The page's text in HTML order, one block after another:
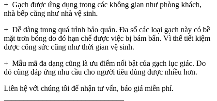
+ Gạch được ứng dụng trong các không gian như phòng khách,
nhà bếp cũng như nhà vệ sinh.
+ Dễ dàng trong quá trình bảo quản. Đa số các loại gạch này có bề
mặt trơn bóng do đó hạn chế được việc bị bám bẩn. Vì thế tiết kiệm
được công sức cũng như thời gian vệ sinh.
+ Mẫu mã đa dạng cũng là ưu điểm nổi bật của gạch lục giác. Do
đó cũng đáp ứng nhu cầu cho người tiêu dùng được nhiều hơn.
Liên hệ với chúng tôi để nhận tư vấn, báo giá miễn phí.